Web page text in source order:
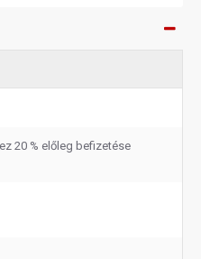
20 % előleg befizetése